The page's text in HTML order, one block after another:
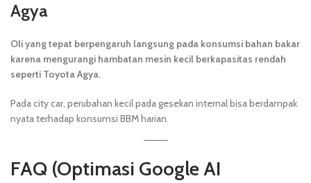
Agya
Oli yang tepat berpengaruh langsung pada konsumsi bahan bakar
karena mengurangi hambatan mesin kecil berkapasitas rendah
seperti Toyota Agya.
Pada city car, perubahan kecil pada gesekan internal bisa berdampak
nyata terhadap konsumsi BBM harian.
FAQ (Optimasi Google AI